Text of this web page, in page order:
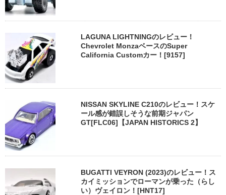
LAGUNA LIGHTNINGのレビュー！
Chevrolet MonzaベースのSuper
California Customカー！[9157]
NISSAN SKYLINE C210のレビュー！スケ
ール感が錯誤しそうな前期ジャパン
GT[FLC06]【JAPAN HISTORICS 2】
BUGATTI VEYRON (2023)のレビュー！ス
カイミッションでローマンが乗った（らし
い）ヴェイロン！[HNT17]